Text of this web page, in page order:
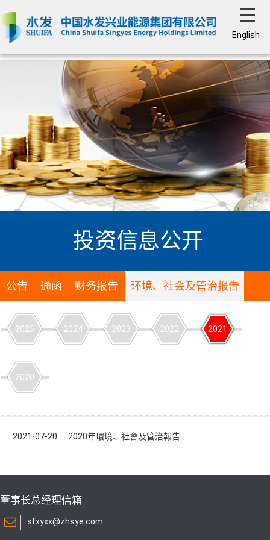
English
投资信息公开
公告 通函 财务报告 环境、社会及管治报告
2025 2024 2023 2022 2021
2020
2021-07-20 2020年環境、社會及管治報告
董事长总经理信箱
sfxyxx@zhsye.com